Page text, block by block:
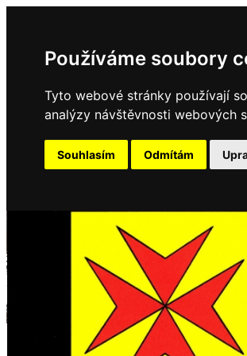
Používáme soubory
Tyto webové stránky používají
analýzy návštěvnosti webových
Souhlasím Odmítám